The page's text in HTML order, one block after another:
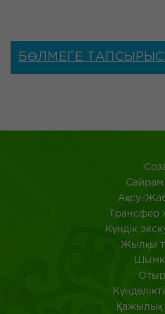
БӨЛМЕГЕ ТАПСЫРЫС
​Сайрам
Ақсу-
Трансфер
Күндік
Жылқы
Қажылық